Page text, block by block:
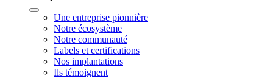
Une entreprise pionnière
Notre écosystème
Notre communauté
Labels et certifications
Nos implantations
Ils témoignent